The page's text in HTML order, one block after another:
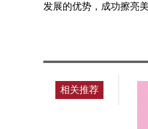
发展的优势，成功擦亮
相关推荐